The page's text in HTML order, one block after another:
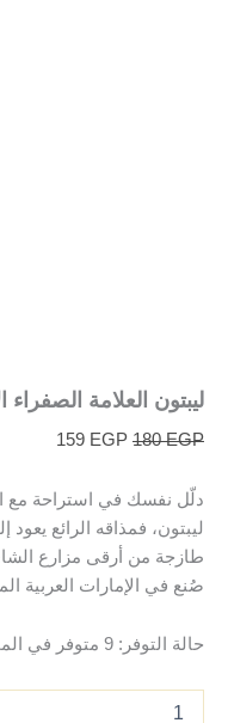
ليبتون العلامة الصفراء
180EGP
159 EGP
دلّل نفسك في استراحة مع
ليبتون، فمذاقه الرائع
طازجة من أرقى مزارع
صُنع في الإمارات العربية
حالة التوفر: 9 متوفر في المخزون